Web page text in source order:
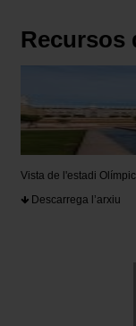
Recursos
Vista de l'estadi
Descarrega l’arxiu